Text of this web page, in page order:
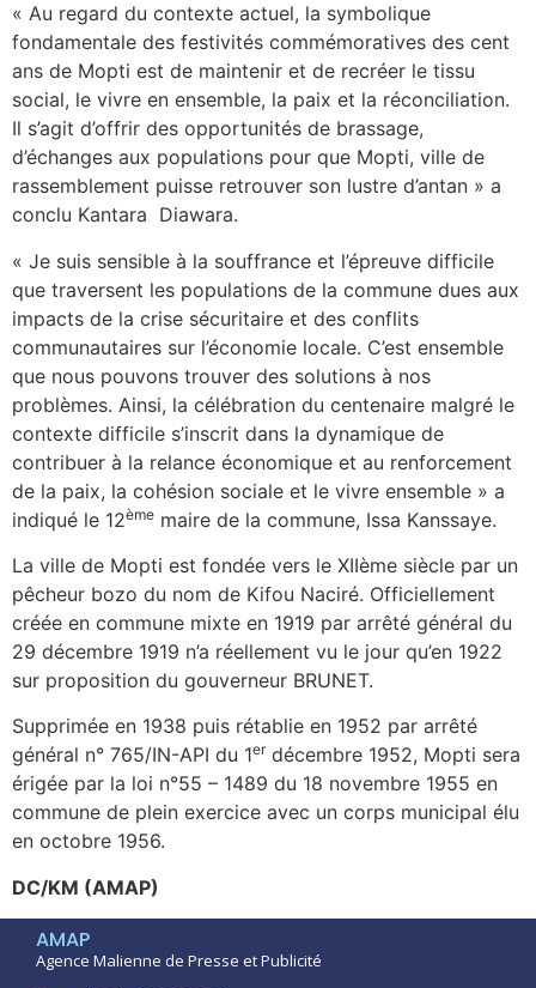
« Au regard du contexte actuel, la symbolique
fondamentale des festivités commémoratives des cent
ans de Mopti est de maintenir et de recréer le tissu
social, le vivre en ensemble, la paix et la réconciliation.
Il s’agit d’offrir des opportunités de brassage,
d’échanges aux populations pour que Mopti, ville de
rassemblement puisse retrouver son lustre d’antan » a
conclu Kantara Diawara.
« Je suis sensible à la souffrance et l’épreuve difficile
que traversent les populations de la commune dues aux
impacts de la crise sécuritaire et des conflits
communautaires sur l’économie locale. C’est ensemble
que nous pouvons trouver des solutions à nos
problèmes. Ainsi, la célébration du centenaire malgré le
contexte difficile s’inscrit dans la dynamique de
contribuer à la relance économique et au renforcement
de la paix, la cohésion sociale et le vivre ensemble » a
indiqué le 12ème maire de la commune, Issa Kanssaye.
La ville de Mopti est fondée vers le XIIème siècle par un
pêcheur bozo du nom de Kifou Naciré. Officiellement
créée en commune mixte en 1919 par arrêté général du
29 décembre 1919 n’a réellement vu le jour qu’en 1922
sur proposition du gouverneur BRUNET.
Supprimée en 1938 puis rétablie en 1952 par arrêté
général n° 765/IN-API du 1erdécembre 1952, Mopti sera
érigée par la loi n°55 – 1489 du 18 novembre 1955 en
commune de plein exercice avec un corps municipal élu
en octobre 1956.
DC/KM (AMAP)
AMAP
Agence Malienne de Presse et Publicité